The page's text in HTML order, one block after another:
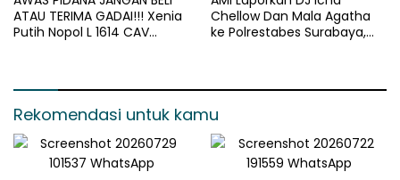
ATAU TERIMA GADAI!!! Xenia
Putih Nopol L 1614 CAV
Chellow Dan Mala Agatha
ke Polrestabes Surabaya,
Rekomendasi untuk kamu